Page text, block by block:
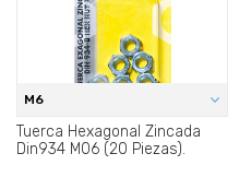
M6
Tuerca Hexagonal Zincada
Din934 M06 (20 Piezas).